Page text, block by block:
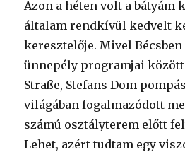
Azon a héten volt a bátyám
általam rendkívül kedvelt
keresztelője. Mivel
ünnepély programjai
Straße, Stefans Dom
világában fogalmazódott
számú osztályterem előtt
Lehet, azért tudtam egy